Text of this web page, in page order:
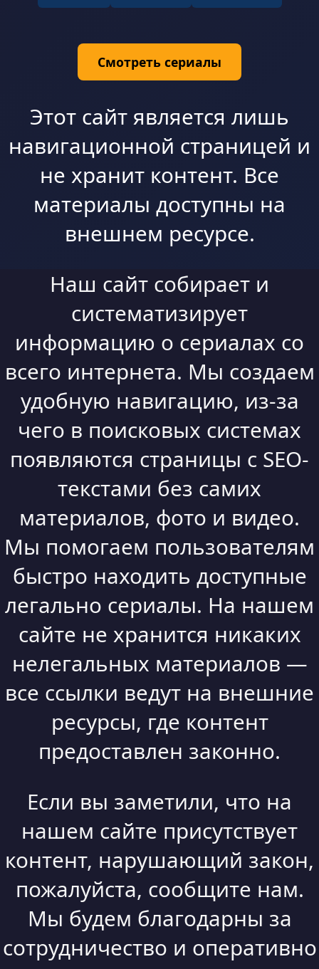
Смотреть сериалы
Этот сайт является лишь
навигационной страницей и
не хранит контент. Все
материалы доступны на
внешнем ресурсе.
Наш сайт собирает и
систематизирует
информацию о сериалах со
всего интернета. Мы создаем
удобную навигацию, из-за
чего в поисковых системах
появляются страницы с SEO-
текстами без самих
материалов, фото и видео.
Мы помогаем пользователям
быстро находить доступные
легально сериалы. На нашем
сайте не хранится никаких
нелегальных материалов —
все ссылки ведут на внешние
ресурсы, где контент
предоставлен законно.
Если вы заметили, что на
нашем сайте присутствует
контент, нарушающий закон,
пожалуйста, сообщите нам.
Мы будем благодарны за
сотрудничество и оперативно